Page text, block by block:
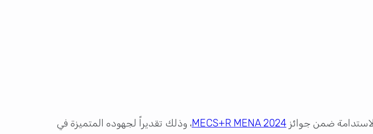
ضمن جوائزMECS+R MENA 2024، وذلك تقديراً لجهوده المتميزة في